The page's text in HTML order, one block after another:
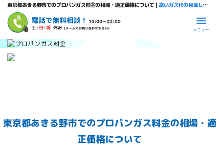
東京都あきる野市でのプロパンガス料金の相場・適正価格について｜ 高いガス代の見直しならプロパンガス料金比較ドットショップ
メニュー
東京都あきる野市でのプロパンガス料金の相場・適
正価格について